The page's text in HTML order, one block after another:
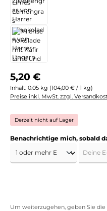
Regulärer Preis:
5,20 €
Inhalt: 0.05 kg (104,00 € / 1 kg)
Preise inkl. MwSt. zzgl.
Derzeit nicht auf Lager
Benachrichtige mich, sobald
Um weiterzugehen, geben Sie